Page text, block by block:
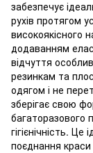
забезпечує
рухів протягом
високоякісного
додаванням
відчуття
резинкам та
одягом і не
зберігає свою
багаторазового
гігієнічність.
поєднання краси